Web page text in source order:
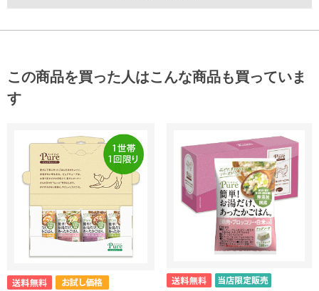
この商品を買った人はこんな商品も買っていま
す